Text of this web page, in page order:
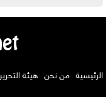
الرئيسية من نحن هيئة التحرير